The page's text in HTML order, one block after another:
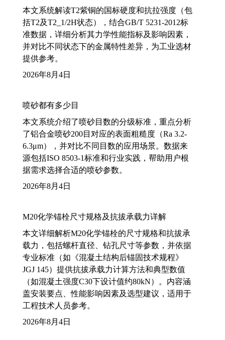
本文系统解读T2紫铜的国标硬度和抗拉强度（包
括T2及T2_1/2H状态），结合GB/T 5231-2012标
准数据，详细分析其力学性能指标及影响因素，
并对比不同状态下的金属特性差异，为工业选材
提供参考。
2026年8月4日
喷砂都有多少目
本文系统介绍了喷砂目数的分级标准，重点分析
了铝合金喷砂200目对应的表面粗糙度（Ra 3.2-
6.3μm），并对比不同目数的应用场景。数据来
源包括ISO 8503-1标准和行业实践，帮助用户根
据需求选择合适的喷砂参数。
2026年8月4日
M20化学锚栓尺寸规格及抗拔承载力详解
本文详细解析M20化学锚栓的尺寸规格和抗拔承
载力，包括螺杆直径、钻孔尺寸等参数，并依据
专业标准（如《混凝土结构后锚固技术规程》
JGJ 145）提供抗拔承载力计算方法和典型数值
（如混凝土强度C30下设计值约80kN）。内容涵
盖安装要点、性能影响因素及选型建议，适用于
工程技术人员参考。
2026年8月4日